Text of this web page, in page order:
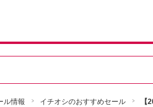
ル情報 イチオシのおすすめセール 【